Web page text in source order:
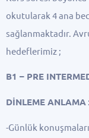
okutularak 4 ana
sağlanmaktadır.
hedeflerimiz ;
B1 – PRE
DİNLEME ANLAMA :
-Günlük